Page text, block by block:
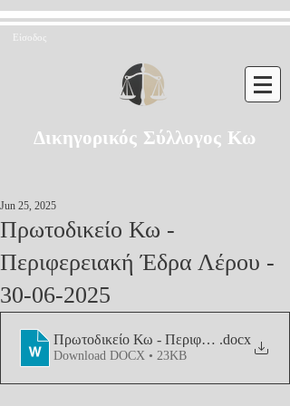
Είσοδος
Δικηγορικός Σύλλογος Κω
Πρωτοδικείο Κω -
Περιφερειακή Έδρα Λέρου -
30-06-2025
Jun 25, 2025
Πρωτοδικείο Κω - Περιφερειακή Έδρα
.docx
Download DOCX • 23KB